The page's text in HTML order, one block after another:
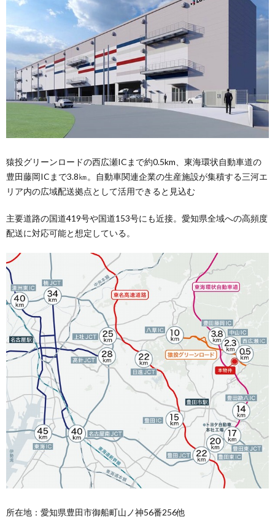
猿投グリーンロードの西広瀬ICまで約0.5km、東海環状自動車道の
豊田藤岡ICまで3.8㎞。自動車関連企業の生産施設が集積する三河エ
リア内の広域配送拠点として活用できると見込む
主要道路の国道419号や国道153号にも近接。愛知県全域への高頻度
配送に対応可能と想定している。
所在地：愛知県豊田市御船町山ノ神56番256他